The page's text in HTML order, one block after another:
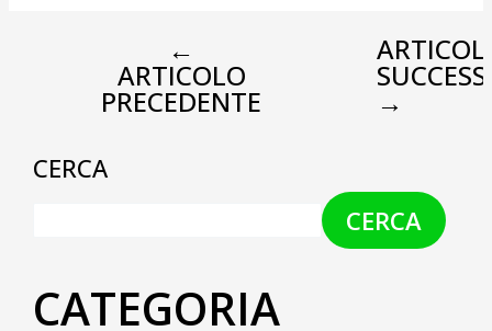
←
ARTICOLO
PRECEDENTE →
CERCA
CERCA
CATEGORIA